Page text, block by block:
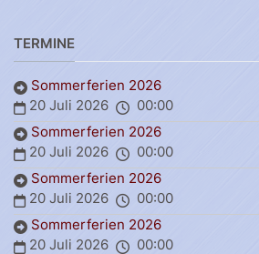
TERMINE
Sommerferien 2026
20 Juli 2026
00:00
Sommerferien 2026
20 Juli 2026
00:00
Sommerferien 2026
20 Juli 2026
00:00
Sommerferien 2026
20 Juli 2026
00:00